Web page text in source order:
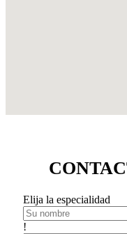
Elija la especialidad
!